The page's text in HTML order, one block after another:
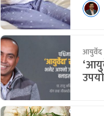
आयुर्वेद